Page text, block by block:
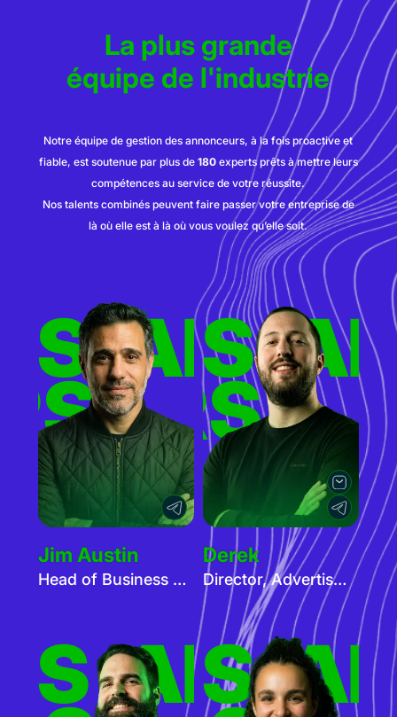
La plus grande
équipe de l'industrie
Notre équipe de gestion des annonceurs, à la fois proactive et
fiable, est soutenue par plus de 180experts prêts à mettre leurs
compétences au service de votre réussite.
Nos talents combinés peuvent faire passer votre entreprise de
là où elle est à là où vous voulez qu’elle soit.
Jim Austin
Head of Business Development
Derek
Director, Advertiser Services